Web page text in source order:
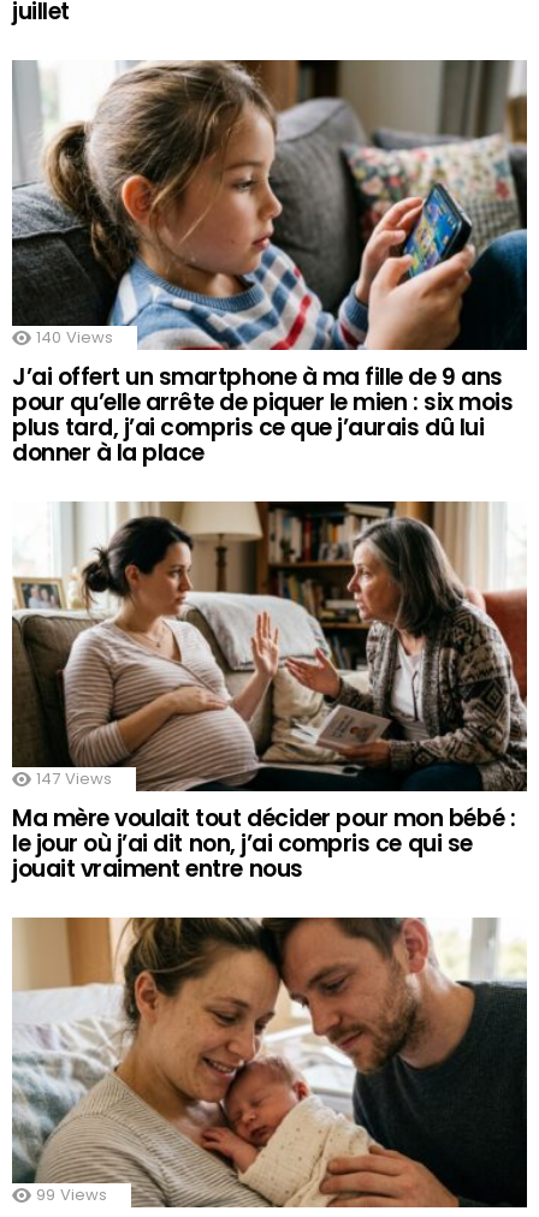
juillet
140 Views
J’ai offert un smartphone à ma fille de 9 ans
pour qu’elle arrête de piquer le mien : six mois
plus tard, j’ai compris ce que j’aurais dû lui
donner à la place
147 Views
Ma mère voulait tout décider pour mon bébé :
le jour où j’ai dit non, j’ai compris ce qui se
jouait vraiment entre nous
99 Views